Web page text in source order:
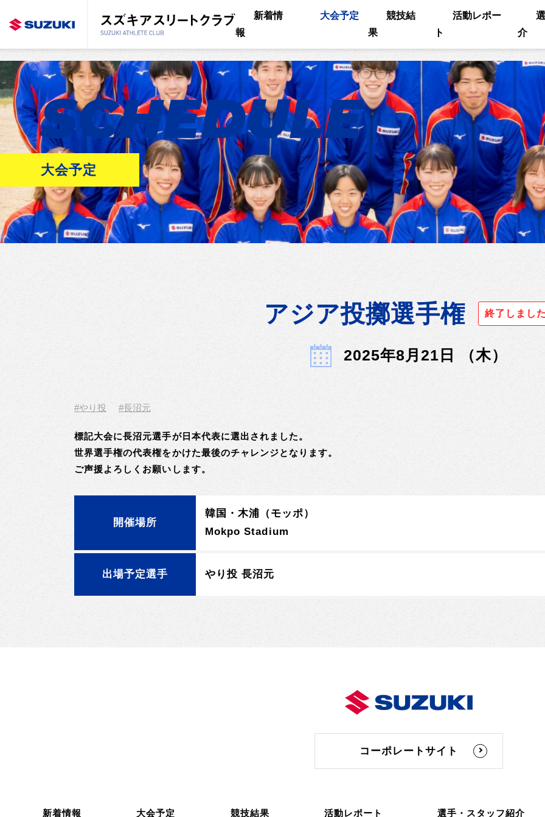
新着情
報
大会予定
競技結
果
活動レポー
ト
介
SCHEDULE
大会予定
アジア投擲選手権 終了しまし
2025年8月21日 （木）
#やり投 #長沼元
標記大会に長沼元選手が日本代表に選出されました。
世界選手権の代表権をかけた最後のチャレンジとなります。
ご声援よろしくお願いします。
開催場所
韓国・木浦（モッポ）
Mokpo Stadium
出場予定選手 やり投 長沼元
コーポレートサイト
新着情報 大会予定 競技結果 活動レポート 選手・スタッフ紹介